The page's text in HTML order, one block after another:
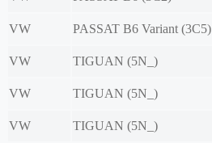
VW
PASSAT B6 Variant (3C5)
VW
TIGUAN (5N_)
VW
TIGUAN (5N_)
VW
TIGUAN (5N_)